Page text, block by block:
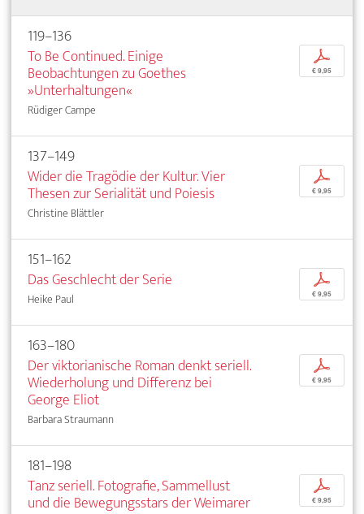
119–136
To Be Continued. Einige
Beobachtungen zu Goethes
»Unterhaltungen«
Rüdiger Campe
p
€ 9,95
137–149
Wider die Tragödie der Kultur. Vier
Thesen zur Serialität und Poiesis
Christine Blättler
p
€ 9,95
151–162
Das Geschlecht der Serie
Heike Paul
p
€ 9,95
163–180
Der viktorianische Roman denkt seriell.
Wiederholung und Differenz bei
George Eliot
Barbara Straumann
p
€ 9,95
181–198
Tanz seriell. Fotografie, Sammellust
und die Bewegungsstars der Weimarer
p
€ 9,95